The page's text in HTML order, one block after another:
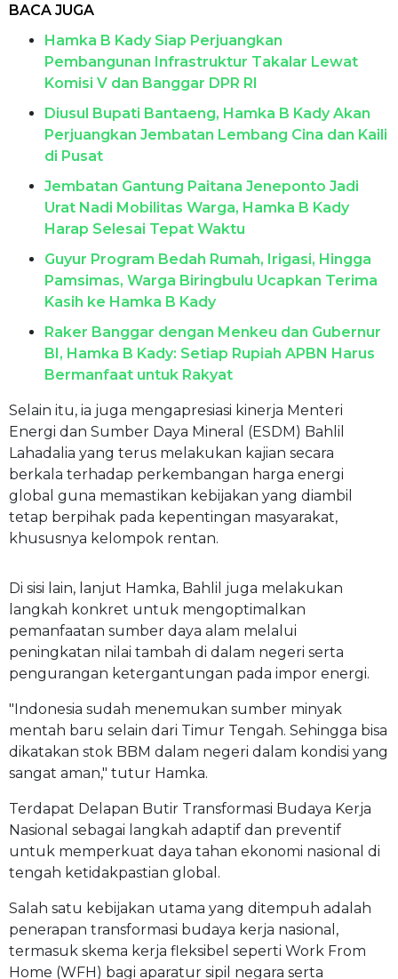
BACA JUGA
Hamka B Kady Siap Perjuangkan
Pembangunan Infrastruktur Takalar Lewat
Komisi V dan Banggar DPR RI
Diusul Bupati Bantaeng, Hamka B Kady Akan
Perjuangkan Jembatan Lembang Cina dan Kaili
di Pusat
Jembatan Gantung Paitana Jeneponto Jadi
Urat Nadi Mobilitas Warga, Hamka B Kady
Harap Selesai Tepat Waktu
Guyur Program Bedah Rumah, Irigasi, Hingga
Pamsimas, Warga Biringbulu Ucapkan Terima
Kasih ke Hamka B Kady
Raker Banggar dengan Menkeu dan Gubernur
BI, Hamka B Kady: Setiap Rupiah APBN Harus
Bermanfaat untuk Rakyat
Selain itu, ia juga mengapresiasi kinerja Menteri
Energi dan Sumber Daya Mineral (ESDM) Bahlil
Lahadalia yang terus melakukan kajian secara
berkala terhadap perkembangan harga energi
global guna memastikan kebijakan yang diambil
tetap berpihak pada kepentingan masyarakat,
khususnya kelompok rentan.
Di sisi lain, lanjut Hamka, Bahlil juga melakukan
langkah konkret untuk mengoptimalkan
pemanfaatan sumber daya alam melalui
peningkatan nilai tambah di dalam negeri serta
pengurangan ketergantungan pada impor energi.
"Indonesia sudah menemukan sumber minyak
mentah baru selain dari Timur Tengah. Sehingga bisa
dikatakan stok BBM dalam negeri dalam kondisi yang
sangat aman," tutur Hamka.
Terdapat Delapan Butir Transformasi Budaya Kerja
Nasional sebagai langkah adaptif dan preventif
untuk memperkuat daya tahan ekonomi nasional di
tengah ketidakpastian global.
Salah satu kebijakan utama yang ditempuh adalah
penerapan transformasi budaya kerja nasional,
termasuk skema kerja fleksibel seperti Work From
Home (WFH) bagi aparatur sipil negara serta